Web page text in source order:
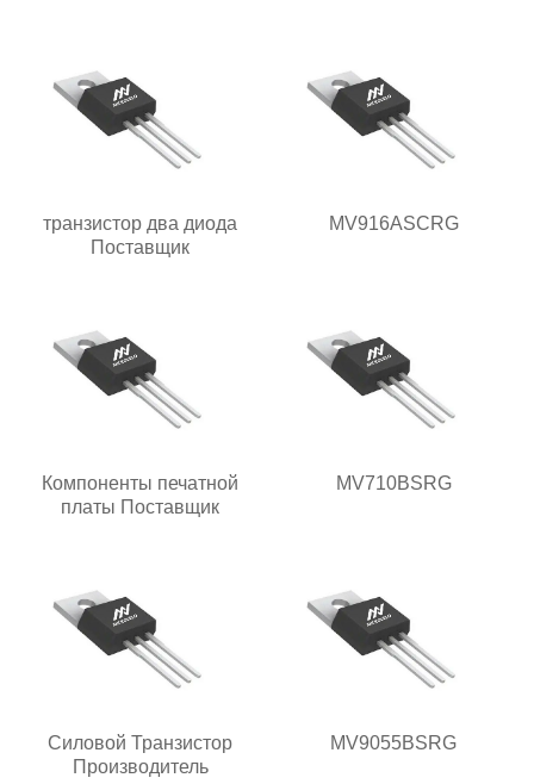
транзистор два диода
Поставщик
MV916ASCRG
Компоненты печатной
платы Поставщик
MV710BSRG
Силовой Транзистор
Производитель
MV9055BSRG